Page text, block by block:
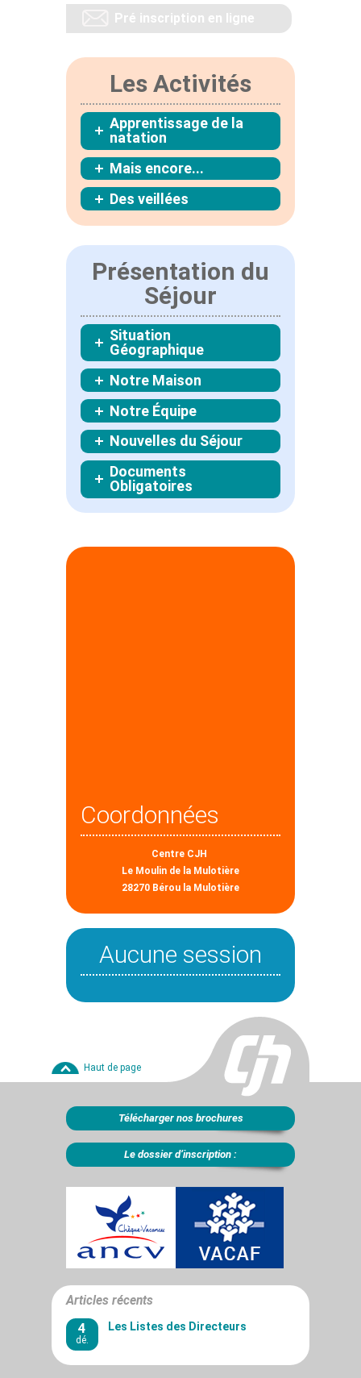
Pré inscription en ligne
Les Activités
Apprentissage de la
natation
Mais encore...
Des veillées
Présentation du
Séjour
Situation
Géographique
Notre Maison
Notre Équipe
Nouvelles du Séjour
Documents
Obligatoires
Coordonnées
Centre CJH
Le Moulin de la Mulotière
28270 Bérou la Mulotière
Aucune session
Haut de page
Télécharger nos brochures
Le dossier d’inscription :
Articles récents
4
dé.
Les Listes des Directeurs